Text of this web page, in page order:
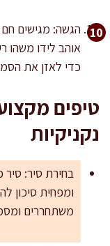
הגשה: מגישים
אוהב לידו משהו
כדי לאזן את
טיפים
נקניקיות
בחירת סיר:
ומפחית סיכון
משתחררים